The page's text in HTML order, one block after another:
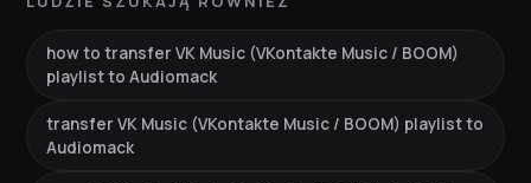
how to transfer VK Music (VKontakte Music / BOOM)
playlist to Audiomack
transfer VK Music (VKontakte Music / BOOM) playlist to
Audiomack